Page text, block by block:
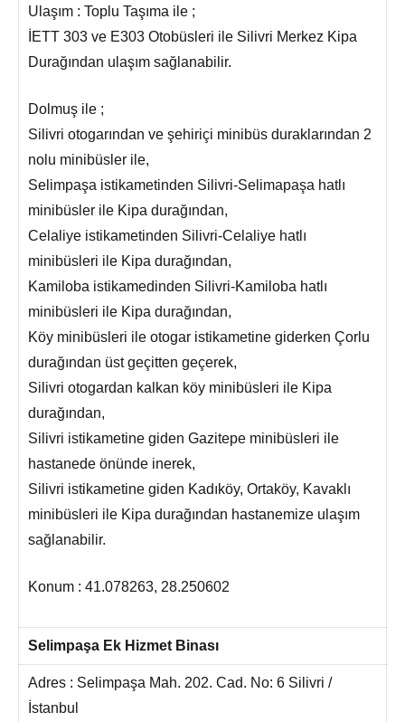
Ulaşım : Toplu Taşıma ile ;
İETT 303 ve E303 Otobüsleri ile Silivri Merkez Kipa
Durağından ulaşım sağlanabilir.
Dolmuş ile ;
Silivri otogarından ve şehiriçi minibüs duraklarından 2
nolu minibüsler ile,
Selimpaşa istikametinden Silivri-Selimapaşa hatlı
minibüsler ile Kipa durağından,
Celaliye istikametinden Silivri-Celaliye hatlı
minibüsleri ile Kipa durağından,
Kamiloba istikamedinden Silivri-Kamiloba hatlı
minibüsleri ile Kipa durağından,
Köy minibüsleri ile otogar istikametine giderken Çorlu
durağından üst geçitten geçerek,
Silivri otogardan kalkan köy minibüsleri ile Kipa
durağından,
Silivri istikametine giden Gazitepe minibüsleri ile
hastanede önünde inerek,
Silivri istikametine giden Kadıköy, Ortaköy, Kavaklı
minibüsleri ile Kipa durağından hastanemize ulaşım
sağlanabilir.
Konum : 41.078263, 28.250602
Selimpaşa Ek Hizmet Binası
Adres : Selimpaşa Mah. 202. Cad. No: 6 Silivri /
İstanbul